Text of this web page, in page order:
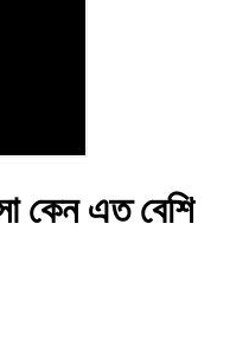
কেন এত বেশি